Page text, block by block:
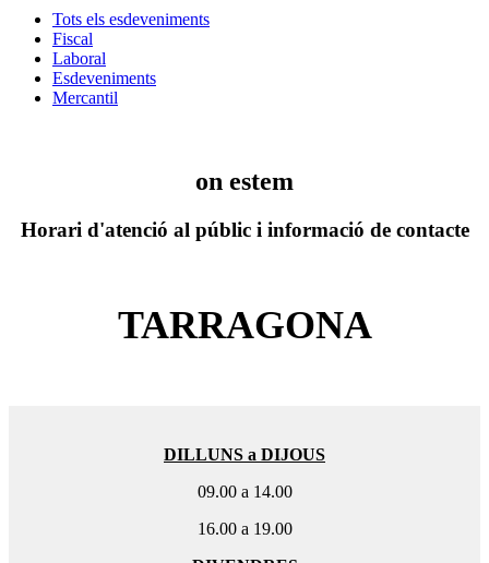
Tots els esdeveniments
Fiscal
Laboral
Esdeveniments
Mercantil
on estem
Horari d'atenció al públic i informació de contacte
TARRAGONA
DILLUNS a DIJOUS
09.00 a 14.00
16.00 a 19.00